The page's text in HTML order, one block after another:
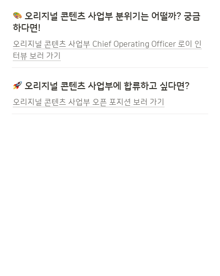
오리지널 콘텐츠 사업부 분위기는 어떨까? 궁금
하다면!
오리지널 콘텐츠 사업부 Chief Operating Officer 로이 인
터뷰 보러 가기
오리지널 콘텐츠 사업부에 합류하고 싶다면?
오리지널 콘텐츠 사업부 오픈 포지션 보러 가기